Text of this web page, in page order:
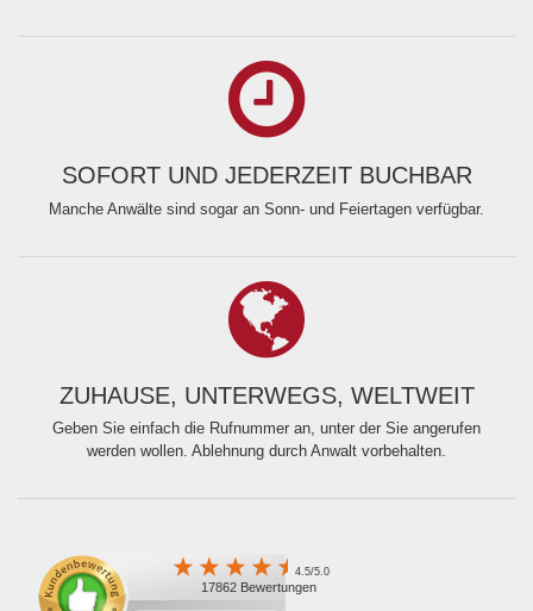
SOFORT UND JEDERZEIT BUCHBAR
Manche Anwälte sind sogar an Sonn- und Feiertagen verfügbar.
ZUHAUSE, UNTERWEGS, WELTWEIT
Geben Sie einfach die Rufnummer an, unter der Sie angerufen
werden wollen. Ablehnung durch Anwalt vorbehalten.
4.5/5.0
17862 Bewertungen